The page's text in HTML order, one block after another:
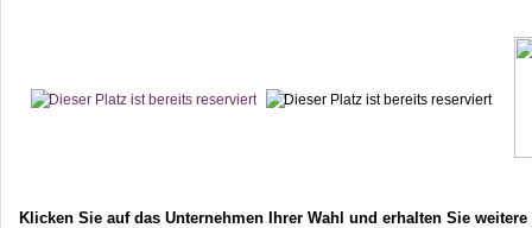
Klicken Sie auf das Unternehmen Ihrer Wahl und erhalten Sie